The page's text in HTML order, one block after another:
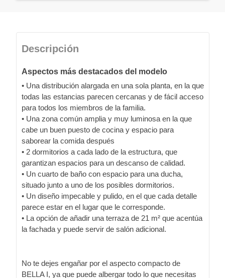
Descripción
Aspectos más destacados del modelo
• Una distribución alargada en una sola planta, en la que
todas las estancias parecen cercanas y de fácil acceso
para todos los miembros de la familia.
• Una zona común amplia y muy luminosa en la que
cabe un buen puesto de cocina y espacio para
saborear la comida después
• 2 dormitorios a cada lado de la estructura, que
garantizan espacios para un descanso de calidad.
• Un cuarto de baño con espacio para una ducha,
situado junto a uno de los posibles dormitorios.
• Un diseño impecable y pulido, en el que cada detalle
parece estar en el lugar que le corresponde.
• La opción de añadir una terraza de 21 m² que acentúa
la fachada y puede servir de salón adicional.
No te dejes engañar por el aspecto compacto de
BELLA I, ya que puede albergar todo lo que necesitas